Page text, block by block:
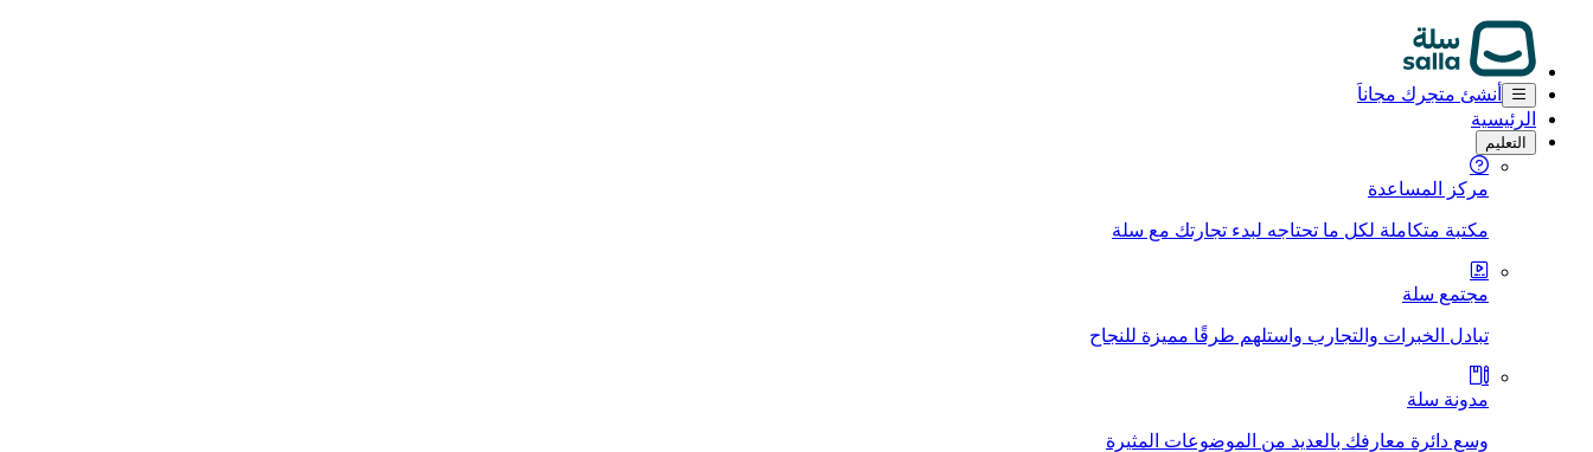
أنشئ متجرك مجاناَ
الرئيسية
التعليم
مركز المساعدة
مكتبة متكاملة لكل ما تحتاجه لبدء تجارتك مع سلة
مجتمع سلة
تبادل الخبرات والتجارب واستلهم طرقًا مميزة للنجاح
مدونة سلة
وسع دائرة معارفك بالعديد من الموضوعات المثيرة